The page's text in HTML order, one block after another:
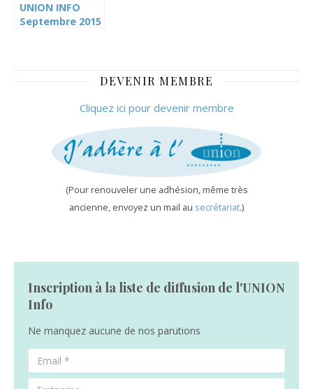
UNION INFO
Septembre 2015
DEVENIR MEMBRE
Cliquez ici pour devenir membre
(Pour renouveler une adhésion, même très
ancienne, envoyez un mail au secrétariat.)
Inscription à la liste de diffusion de l'UNION
Info
Ne manquez aucune de nos parutions